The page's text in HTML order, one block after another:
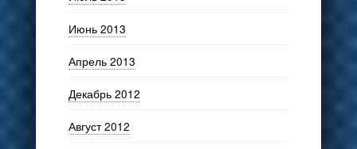
Июнь 2013
Апрель 2013
Декабрь 2012
Август 2012